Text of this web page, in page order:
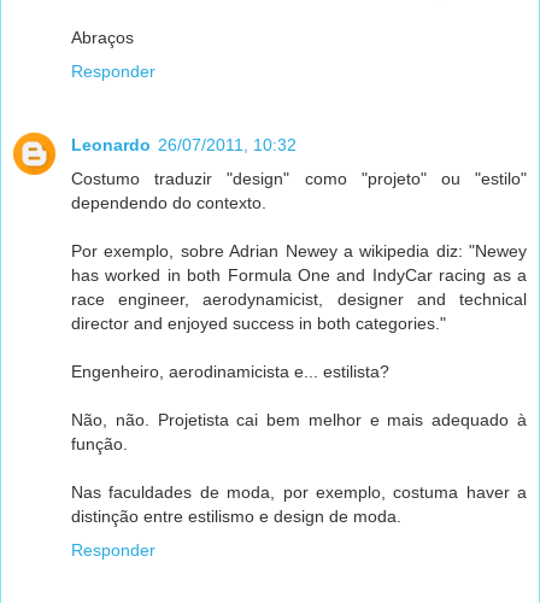
Abraços
Responder
Leonardo 26/07/2011, 10:32
Costumo traduzir "design" como "projeto" ou "estilo"
dependendo do contexto.
Por exemplo, sobre Adrian Newey a wikipedia diz: "Newey
has worked in both Formula One and IndyCar racing as a
race engineer, aerodynamicist, designer and technical
director and enjoyed success in both categories."
Engenheiro, aerodinamicista e... estilista?
Não, não. Projetista cai bem melhor e mais adequado à
função.
Nas faculdades de moda, por exemplo, costuma haver a
distinção entre estilismo e design de moda.
Responder